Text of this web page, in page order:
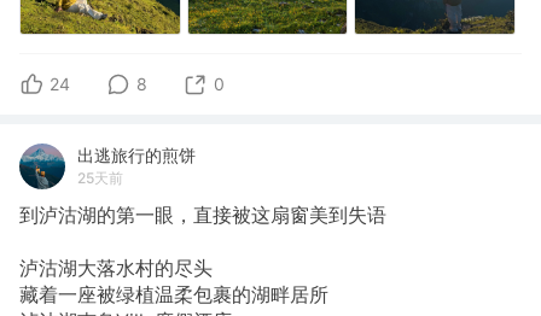
24 8 0
出逃旅行的煎饼
25天前
到泸沽湖的第一眼，直接被这扇窗美到失语
泸沽湖大落水村的尽头
藏着一座被绿植温柔包裹的湖畔居所